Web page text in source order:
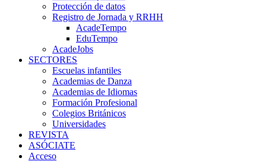
Protección de datos
Registro de Jornada y RRHH
AcadeTempo
EduTempo
AcadeJobs
SECTORES
Escuelas infantiles
Academias de Danza
Academias de Idiomas
Formación Profesional
Colegios Británicos
Universidades
REVISTA
ASÓCIATE
Acceso